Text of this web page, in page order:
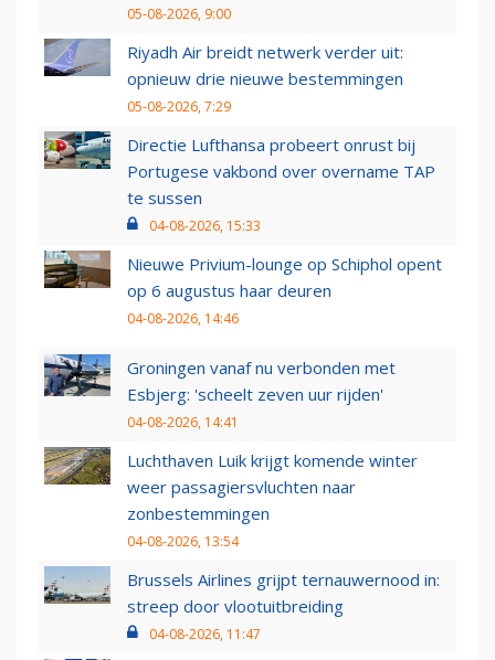
05-08-2026, 9:00
Riyadh Air breidt netwerk verder uit:
opnieuw drie nieuwe bestemmingen
05-08-2026, 7:29
Directie Lufthansa probeert onrust bij
Portugese vakbond over overname TAP
te sussen
04-08-2026, 15:33
Nieuwe Privium-lounge op Schiphol opent
op 6 augustus haar deuren
04-08-2026, 14:46
Groningen vanaf nu verbonden met
Esbjerg: 'scheelt zeven uur rijden'
04-08-2026, 14:41
Luchthaven Luik krijgt komende winter
weer passagiersvluchten naar
zonbestemmingen
04-08-2026, 13:54
Brussels Airlines grijpt ternauwernood in:
streep door vlootuitbreiding
04-08-2026, 11:47